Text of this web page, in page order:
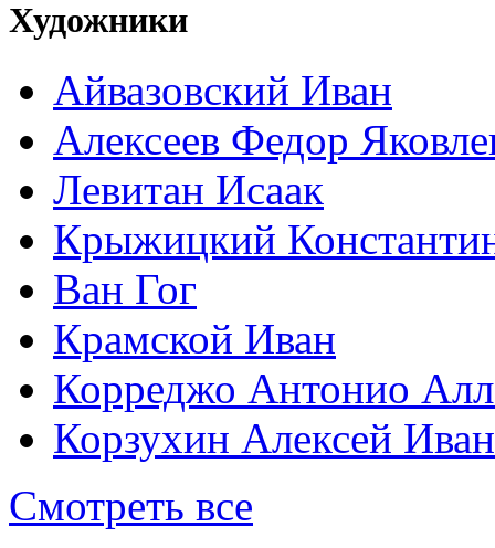
Художники
Айвазовский Иван
Алексеев Федор
Левитан Исаак
Крыжицкий
Ван Гог
Крамской Иван
Корреджо Антонио
Корзухин Алексей
Смотреть все